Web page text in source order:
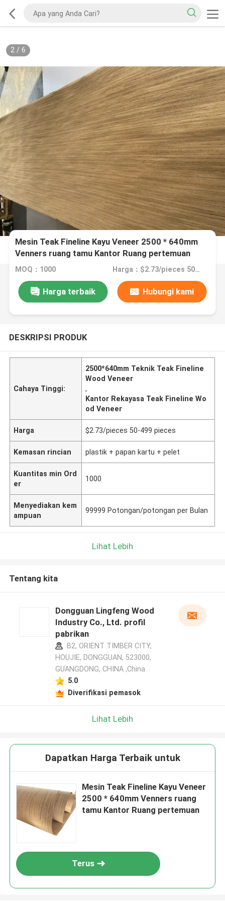
2/ 6
Mesin Teak Fineline Kayu Veneer 2500 * 640mm
Venners ruang tamu Kantor Ruang pertemuan
MOQ：1000 Harga：$2.73/pieces 50-499 pieces
Harga terbaik Hubungi kami
DESKRIPSI PRODUK
Cahaya Tinggi:
2500*640mm Teknik Teak Fineline
Wood Veneer
,
Kantor Rekayasa Teak Fineline Wo
od Veneer
Harga $2.73/pieces 50-499 pieces
Kemasan rincian plastik + papan kartu + pelet
Kuantitas min Ord
er
1000
Menyediakan kem
ampuan
99999 Potongan/potongan per Bulan
Lihat Lebih
Tentang kita
Dongguan Lingfeng Wood
Industry Co., Ltd. profil
pabrikan
B2, ORIENT TIMBER CITY,
HOUJIE, DONGGUAN, 523000,
GUANGDONG, CHINA ,China
5.0
Diverifikasi pemasok
Lihat Lebih
Dapatkan Harga Terbaik untuk
Mesin Teak Fineline Kayu Veneer
2500 * 640mm Venners ruang
tamu Kantor Ruang pertemuan
Terus